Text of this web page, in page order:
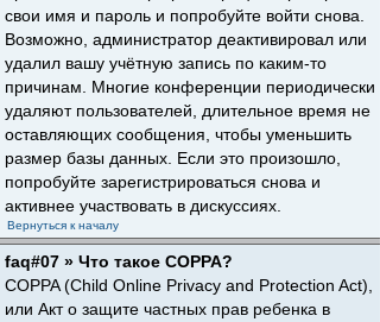
свои имя и пароль и попробуйте войти снова.
Возможно, администратор деактивировал или
удалил вашу учётную запись по каким-то
причинам. Многие конференции периодически
удаляют пользователей, длительное время не
оставляющих сообщения, чтобы уменьшить
размер базы данных. Если это произошло,
попробуйте зарегистрироваться снова и
активнее участвовать в дискуссиях.
Вернуться к началу
faq#07 » Что такое COPPA?
COPPA (Child Online Privacy and Protection Act),
или Акт о защите частных прав ребенка в